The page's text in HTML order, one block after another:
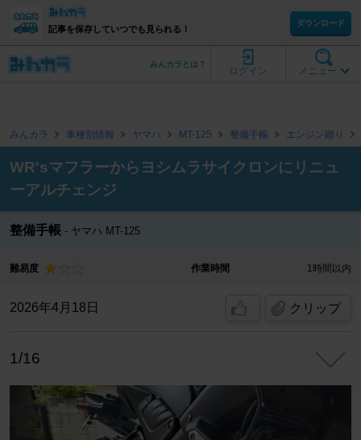
記事を保存していつでも見られる！
ダウンロード
メニュー
ログイン
みんカラとは？
みんカラ 車種別情報 ヤマハ MT-125 整備手帳 エンジン廻り
WR'sマフラーからヨシムラサイクロンにリニュ
ーアルチェンジ
整備手帳 ヤマハ MT-125
難易度 作業時間 1時間以内
2026年4月18日 クリップ
1/16